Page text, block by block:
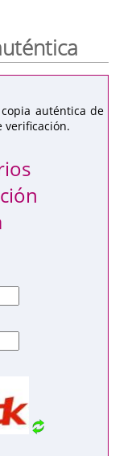
auténtica de
verificación.